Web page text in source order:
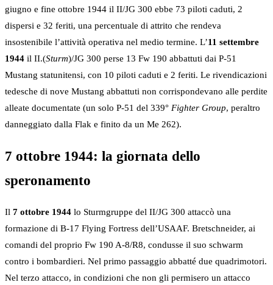
giugno e fine ottobre 1944 il II/JG 300 ebbe 73 piloti caduti, 2
dispersi e 32 feriti, una percentuale di attrito che rendeva
insostenibile l’attività operativa nel medio termine. L’11 settembre
1944 il II.(Sturm)/JG 300 perse 13 Fw 190 abbattuti dai P-51
Mustang statunitensi, con 10 piloti caduti e 2 feriti. Le rivendicazioni
tedesche di nove Mustang abbattuti non corrispondevano alle perdite
alleate documentate (un solo P-51 del 339° Fighter Group, peraltro
danneggiato dalla Flak e finito da un Me 262).
7 ottobre 1944: la giornata dello
speronamento
Il 7 ottobre 1944 lo Sturmgruppe del II/JG 300 attaccò una
formazione di B-17 Flying Fortress dell’USAAF. Bretschneider, ai
comandi del proprio Fw 190 A-8/R8, condusse il suo schwarm
contro i bombardieri. Nel primo passaggio abbatté due quadrimotori.
Nel terzo attacco, in condizioni che non gli permisero un attacco